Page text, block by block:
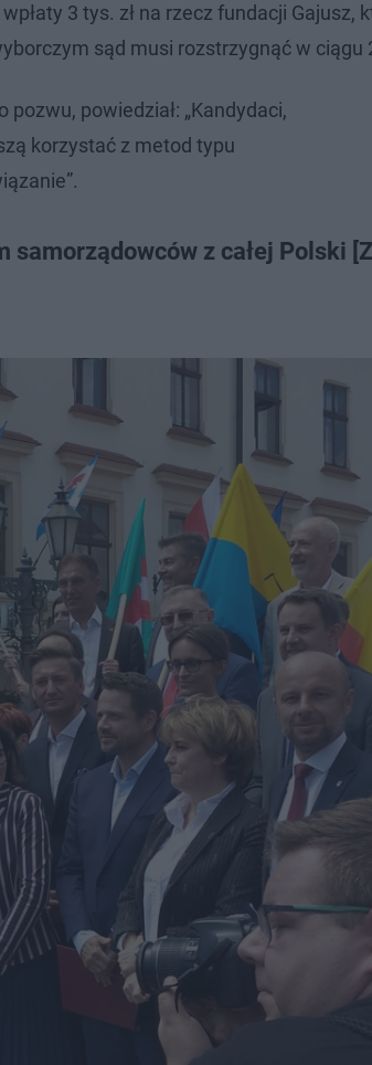
3 tys. zł na rzecz fundacji Gajusz,
sąd musi rozstrzygnąć w ciągu
pozwu, powiedział: „Kandydaci,
korzystać z metod typu
z całej Polski